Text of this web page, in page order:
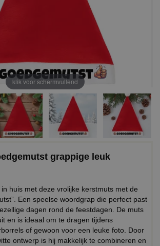
klik voor schermvullend
grappige leuk
huis met deze vrolijke kerstmuts met de
Een speelse woordgrap die perfect past
dagen rond de feestdagen. De muts
en is ideaal om te dragen tijdens
of gewoon voor een leuke foto. Door
ontwerp is hij makkelijk te combineren en